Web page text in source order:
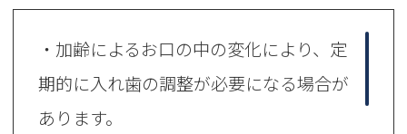
・加齢によるお口の中の変化により、定
期的に入れ歯の調整が必要になる場合が
あります。